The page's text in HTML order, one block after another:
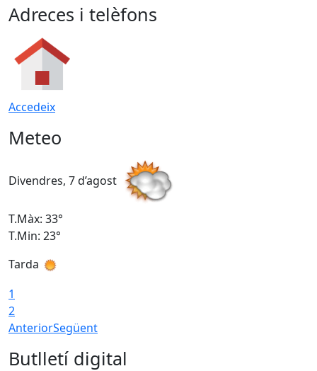
Adreces i telèfons
Accedeix
Meteo
Divendres, 7 d’agost
T.Màx: 33°
T.Min: 23°
Tarda
1
2
AnteriorSegüent
Butlletí digital